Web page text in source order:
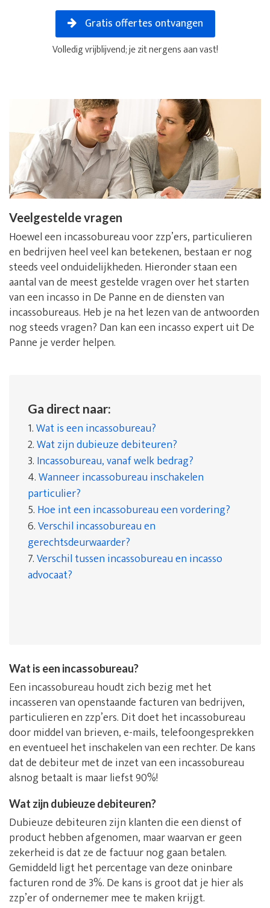
Gratis offertes ontvangen
Volledig vrijblijvend; je zit nergens aan vast!
Veelgestelde vragen
Hoewel een incassobureau voor zzp’ers, particulieren
en bedrijven heel veel kan betekenen, bestaan er nog
steeds veel onduidelijkheden. Hieronder staan een
aantal van de meest gestelde vragen over het starten
van een incasso in De Panne en de diensten van
incassobureaus. Heb je na het lezen van de antwoorden
nog steeds vragen? Dan kan een incasso expert uit De
Panne je verder helpen.
Ga direct naar:
1.Wat is een incassobureau?
2.Wat zijn dubieuze debiteuren?
3. Incassobureau, vanaf welk bedrag?
4.Wanneer incassobureau inschakelen
particulier?
5. Hoe int een incassobureau een vordering?
6.Verschil incassobureau en
gerechtsdeurwaarder?
7.Verschil tussen incassobureau en incasso
advocaat?
Wat is een incassobureau?
Een incassobureau houdt zich bezig met het
incasseren van openstaande facturen van bedrijven,
particulieren en zzp’ers. Dit doet het incassobureau
door middel van brieven, e-mails, telefoongesprekken
en eventueel het inschakelen van een rechter. De kans
dat de debiteur met de inzet van een incassobureau
alsnog betaalt is maar liefst 90%!
Wat zijn dubieuze debiteuren?
Dubieuze debiteuren zijn klanten die een dienst of
product hebben afgenomen, maar waarvan er geen
zekerheid is dat ze de factuur nog gaan betalen.
Gemiddeld ligt het percentage van deze oninbare
facturen rond de 3%. De kans is groot dat je hier als
zzp’er of ondernemer mee te maken krijgt.